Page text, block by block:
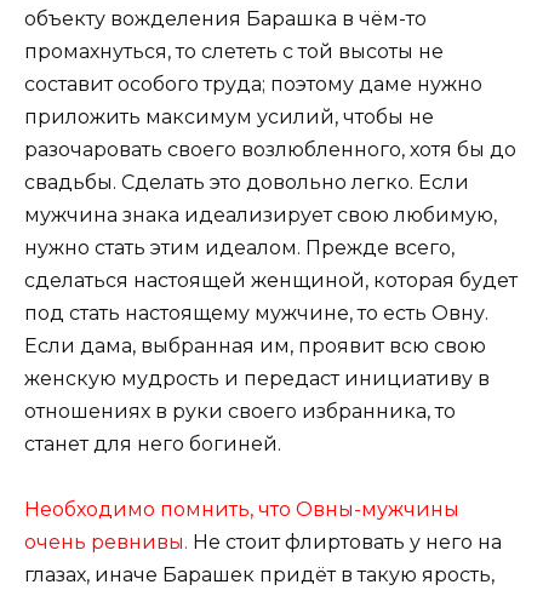
объекту вожделения Барашка в чём-то
промахнуться, то слететь с той высоты не
составит особого труда; поэтому даме нужно
приложить максимум усилий, чтобы не
разочаровать своего возлюбленного, хотя бы до
свадьбы. Сделать это довольно легко. Если
мужчина знака идеализирует свою любимую,
нужно стать этим идеалом. Прежде всего,
сделаться настоящей женщиной, которая будет
под стать настоящему мужчине, то есть Овну.
Если дама, выбранная им, проявит всю свою
женскую мудрость и передаст инициативу в
отношениях в руки своего избранника, то
станет для него богиней.
Необходимо помнить, что Овны-мужчины
очень ревнивы. Не стоит флиртовать у него на
глазах, иначе Барашек придёт в такую ярость,